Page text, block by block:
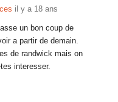
il y a 18 ans
un bon coup de
a partir de demain.
de randwick mais on
interesser.